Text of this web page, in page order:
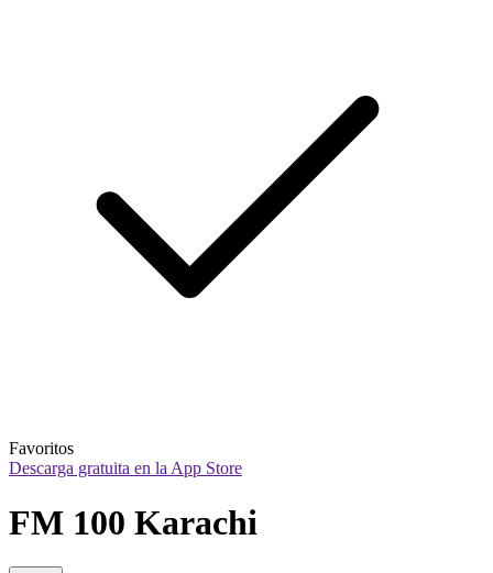
Favoritos
Descarga gratuita en la App Store
FM 100 Karachi